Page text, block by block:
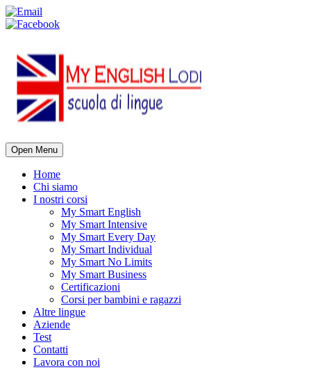
Open Menu
Home
Chi siamo
I nostri corsi
My Smart English
My Smart Intensive
My Smart Every Day
My Smart Individual
My Smart No Limits
My Smart Business
Certificazioni
Corsi per bambini e ragazzi
Altre lingue
Aziende
Test
Contatti
Lavora con noi